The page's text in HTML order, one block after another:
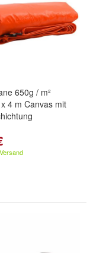
650g / m²
4 m Canvas mit